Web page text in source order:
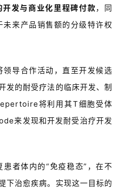
开发与商业化里程碑付款，同
未来产品销售额的分级特许权
导合作活动，直至开发候选
发的耐受疗法的临床开发、制
将利用其T细胞受体
来发现和开发耐受治疗开发
者体内的“免疫稳态”，在不
下治愈疾病。实现这一目标的